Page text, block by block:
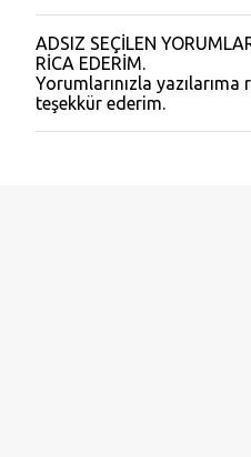
Y
o
r
u
m
ADSIZ SEÇİLEN
RİCA EDERİM.
Yorumlarınızla
teşekkür ederim.